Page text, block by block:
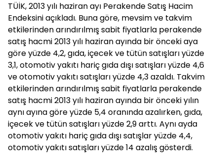
TÜİK, 2013 yılı haziran ayı Perakende Satış Hacim
Endeksini açıkladı. Buna göre, mevsim ve takvim
etkilerinden arındırılmış sabit fiyatlarla perakende
satış hacmi 2013 yılı haziran ayında bir önceki aya
göre yüzde 4,2, gıda, içecek ve tütün satışları yüzde
3,1, otomotiv yakıtı hariç gıda dışı satışları yüzde 4,6
ve otomotiv yakıtı satışları yüzde 4,3 azaldı. Takvim
etkilerinden arındırılmış sabit fiyatlarla perakende
satış hacmi 2013 yılı haziran ayında bir önceki yılın
aynı ayına göre yüzde 5,4 oranında azalırken, gıda,
içecek ve tütün satışları yüzde 2,9 arttı. Aynı ayda
otomotiv yakıtı hariç gıda dışı satışlar yüzde 4,4,
otomotiv yakıtı satışları yüzde 14 azalış gösterdi.